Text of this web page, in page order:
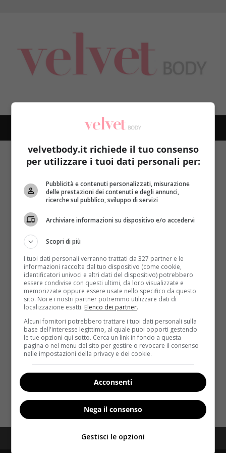
MENU
Home getbusy
getbusy
Interviste
Giorgio Ceci, personal trainer: “il GetBusy
meglio della chirurgia estetica”
Redazione 5 Marzo 2015
Ha alle spalle un passato da...
Read More
Disclaimer Privacy Policy
velvetbody.it richiede il tuo consenso
per utilizzare i tuoi dati personali per:
Pubblicità e contenuti personalizzati, misurazione
delle prestazioni dei contenuti e degli annunci,
ricerche sul pubblico, sviluppo di servizi
Archiviare informazioni su dispositivo e/o accedervi
Scopri di più
I tuoi dati personali verranno trattati da 327 partner e le
informazioni raccolte dal tuo dispositivo (come cookie,
identificatori univoci e altri dati del dispositivo) potrebbero
essere condivise con questi ultimi, da loro visualizzate e
memorizzate oppure essere usate nello specifico da questo
sito. Noi e i nostri partner potremmo utilizzare dati di
localizzazione esatti. Elenco dei partner.
Alcuni fornitori potrebbero trattare i tuoi dati personali sulla
base dell'interesse legittimo, al quale puoi opporti gestendo
le tue opzioni qui sotto. Cerca un link in fondo a questa
pagina o nel menu del sito per gestire o revocare il consenso
nelle impostazioni della privacy e dei cookie.
Acconsenti
Nega il consenso
Gestisci le opzioni